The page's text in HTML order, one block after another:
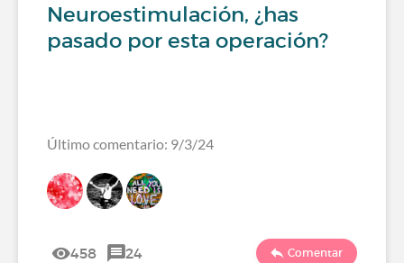
Neuroestimulación, ¿has
pasado por esta operación?
Último comentario: 9/3/24
458 24 Comentar